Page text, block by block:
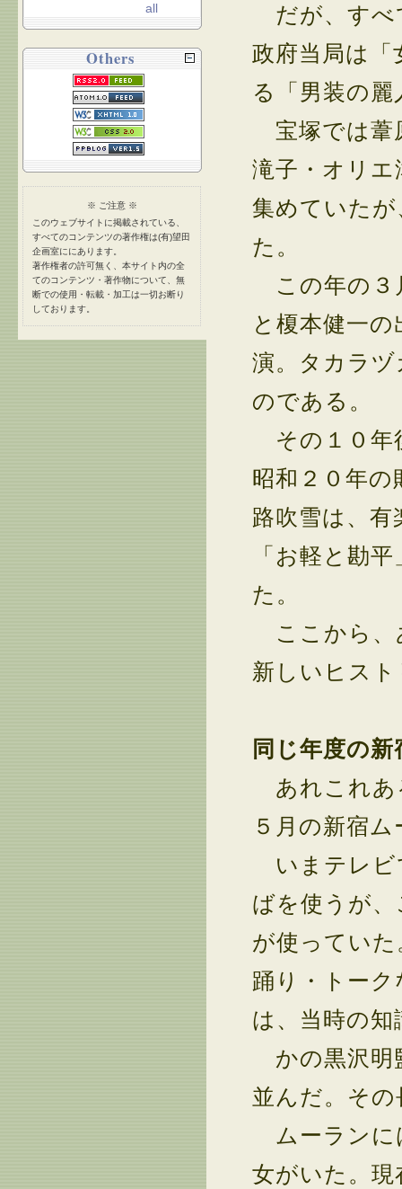
だが、すべ
政府当局は
る「男装の
宝塚では葦
滝子・オリエ
集めていた
た。
この年の３
と榎本健一
演。タカラ
のである。
その１０年
昭和２０年
路吹雪は、
「お軽と勘
た。
ここから、
新しいヒス
同じ年度の
あれこれあ
５月の新宿
いまテレビ
ばを使うが
が使ってい
踊り・トー
は、当時の
かの黒沢明
並んだ。そ
ムーランに
女がいた。
all
Others
※ ご注意 ※
このウェブサイトに掲載されている、
すべてのコンテンツの著作権は(有)望田
企画室ににあります。
著作権者の許可無く、本サイト内の全
てのコンテンツ・著作物について、無
断での使用・転載・加工は一切お断り
しております。